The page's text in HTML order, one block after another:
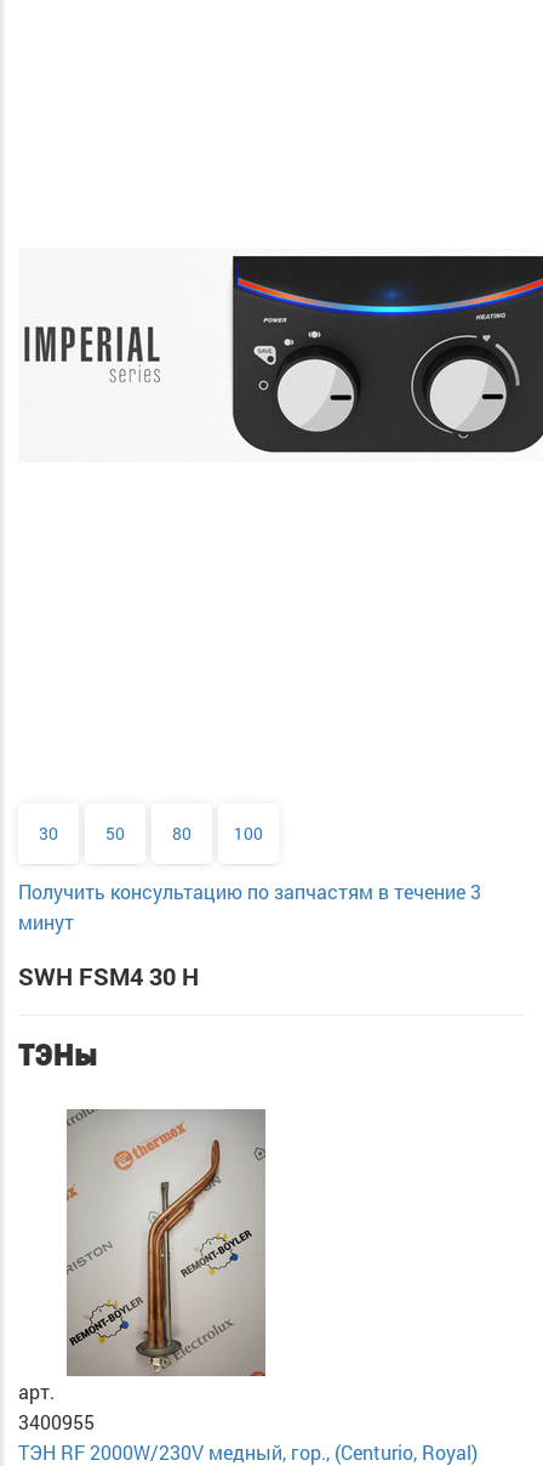
30 50 80 100
Получить консультацию по запчастям в течение 3
минут
SWH FSM4 30 H
ТЭНы
арт.
3400955
ТЭН RF 2000W/230V медный, гор., (Centurio, Royal)